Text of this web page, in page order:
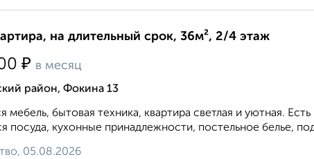
на длительный срок, 36м², 2/4 этаж
₽ в месяц
район, Фокина 13
мебель, бытовая техника, квартира светлая и уютная.
посуда, кухонные принадлежности, постельное белье,
05.08.2026